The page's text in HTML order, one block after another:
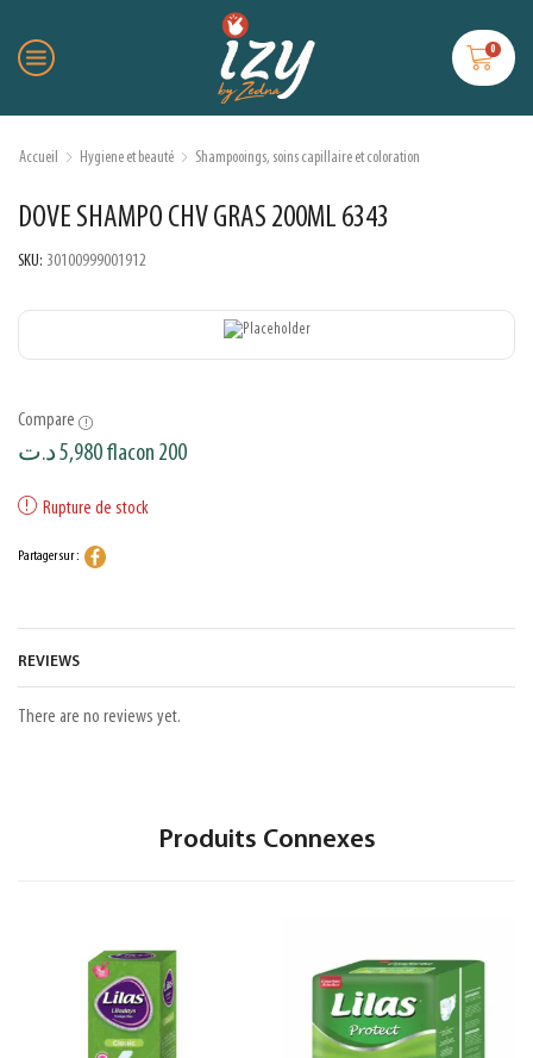
0
Accueil Hygiene et beauté Shampooings, soins capillaire et coloration
DOVE SHAMPO CHV GRAS 200ML 6343
SKU: 30100999001912
Compare
5,980د.ت flacon 200
Rupture de stock
Partager sur :
REVIEWS
There are no reviews yet.
Produits Connexes